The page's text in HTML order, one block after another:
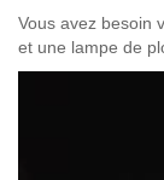
Vous avez besoin
et une lampe de